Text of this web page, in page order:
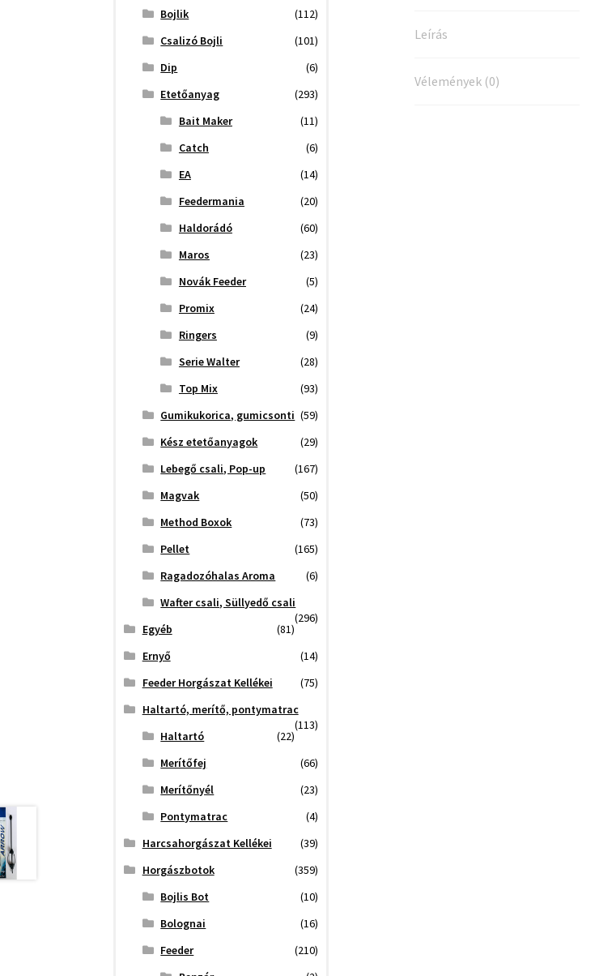
Leírás
Vélemények (0)
Bojlik
(112)
Csalizó Bojli
(101)
Dip
(6)
Etetőanyag
(293)
Bait Maker
(11)
Catch
(6)
EA
(14)
Feedermania
(20)
Haldorádó
(60)
Maros
(23)
Novák Feeder
(5)
Promix
(24)
Ringers
(9)
Serie Walter
(28)
Top Mix
(93)
Gumikukorica, gumicsonti (59)
Kész etetőanyagok
(29)
Lebegő csali, Pop-up
(167)
Magvak
(50)
Method Boxok
(73)
Pellet
(165)
Ragadozóhalas Aroma
(6)
Wafter csali, Süllyedő csali
(296)
Egyéb
(81)
Ernyő
(14)
Feeder Horgászat Kellékei
(75)
Haltartó, merítő, pontymatrac
(113)
Haltartó
(22)
Merítőfej
(66)
Merítőnyél
(23)
Pontymatrac
(4)
Harcsahorgászat Kellékei
(39)
Horgászbotok
(359)
Bojlis Bot
(10)
Bolognai
(16)
Feeder
(210)